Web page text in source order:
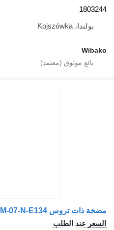
1803244
بولندا، Kojszówka
Wibako
مضخة ذات تروس Haldex W9A1-23-L-10-M-07-N-E134
السعر عند الطلب